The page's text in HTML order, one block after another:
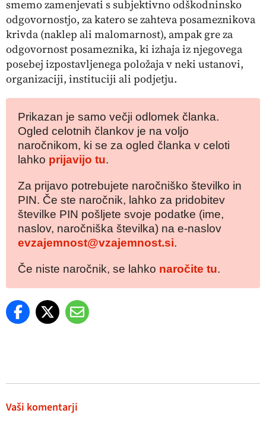
smemo zamenjevati s subjektivno odškodninsko
odgovornostjo, za katero se zahteva posameznikova
krivda (naklep ali malomarnost), ampak gre za
odgovornost posameznika, ki izhaja iz njegovega
posebej izpostavljenega položaja v neki ustanovi,
organizaciji, instituciji ali podjetju.
Prikazan je samo večji odlomek članka.
Ogled celotnih člankov je na voljo
naročnikom, ki se za ogled članka v celoti
lahko prijavijo tu.
Za prijavo potrebujete naročniško številko in
PIN. Če ste naročnik, lahko za pridobitev
številke PIN pošljete svoje podatke (ime,
naslov, naročniška številka) na e-naslov
evzajemnost@vzajemnost.si.
Če niste naročnik, se lahko naročite tu.
Vaši komentarji